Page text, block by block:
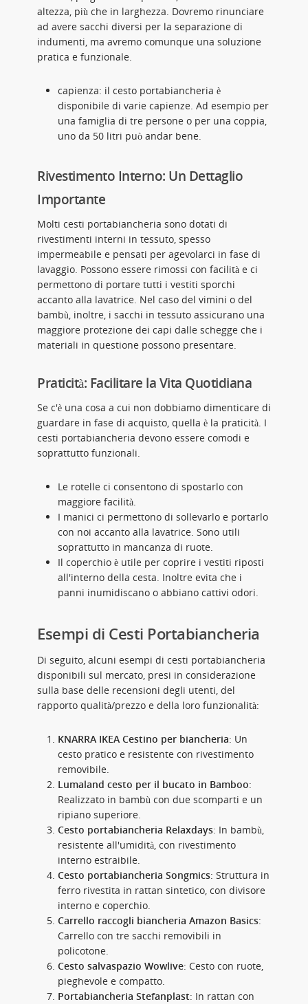
altezza, più che in larghezza. Dovremo rinunciare
ad avere sacchi diversi per la separazione di
indumenti, ma avremo comunque una soluzione
pratica e funzionale.
capienza: il cesto portabiancheria è
disponibile di varie capienze. Ad esempio per
una famiglia di tre persone o per una coppia,
uno da 50 litri può andar bene.
Rivestimento Interno: Un Dettaglio
Importante
Molti cesti portabiancheria sono dotati di
rivestimenti interni in tessuto, spesso
impermeabile e pensati per agevolarci in fase di
lavaggio. Possono essere rimossi con facilità e ci
permettono di portare tutti i vestiti sporchi
accanto alla lavatrice. Nel caso del vimini o del
bambù, inoltre, i sacchi in tessuto assicurano una
maggiore protezione dei capi dalle schegge che i
materiali in questione possono presentare.
Praticità: Facilitare la Vita Quotidiana
Se c'è una cosa a cui non dobbiamo dimenticare di
guardare in fase di acquisto, quella è la praticità. I
cesti portabiancheria devono essere comodi e
soprattutto funzionali.
Le rotelle ci consentono di spostarlo con
maggiore facilità.
I manici ci permettono di sollevarlo e portarlo
con noi accanto alla lavatrice. Sono utili
soprattutto in mancanza di ruote.
Il coperchio è utile per coprire i vestiti riposti
all'interno della cesta. Inoltre evita che i
panni inumidiscano o abbiano cattivi odori.
Esempi di Cesti Portabiancheria
Di seguito, alcuni esempi di cesti portabiancheria
disponibili sul mercato, presi in considerazione
sulla base delle recensioni degli utenti, del
rapporto qualità/prezzo e della loro funzionalità:
KNARRA IKEA Cestino per biancheria: Un
cesto pratico e resistente con rivestimento
removibile.
Lumaland cesto per il bucato in Bamboo:
Realizzato in bambù con due scomparti e un
ripiano superiore.
Cesto portabiancheria Relaxdays: In bambù,
resistente all'umidità, con rivestimento
interno estraibile.
Cesto portabiancheria Songmics: Struttura in
ferro rivestita in rattan sintetico, con divisore
interno e coperchio.
Carrello raccogli biancheria Amazon Basics:
Carrello con tre sacchi removibili in
policotone.
Cesto salvaspazio Wowlive: Cesto con ruote,
pieghevole e compatto.
Portabiancheria Stefanplast: In rattan con